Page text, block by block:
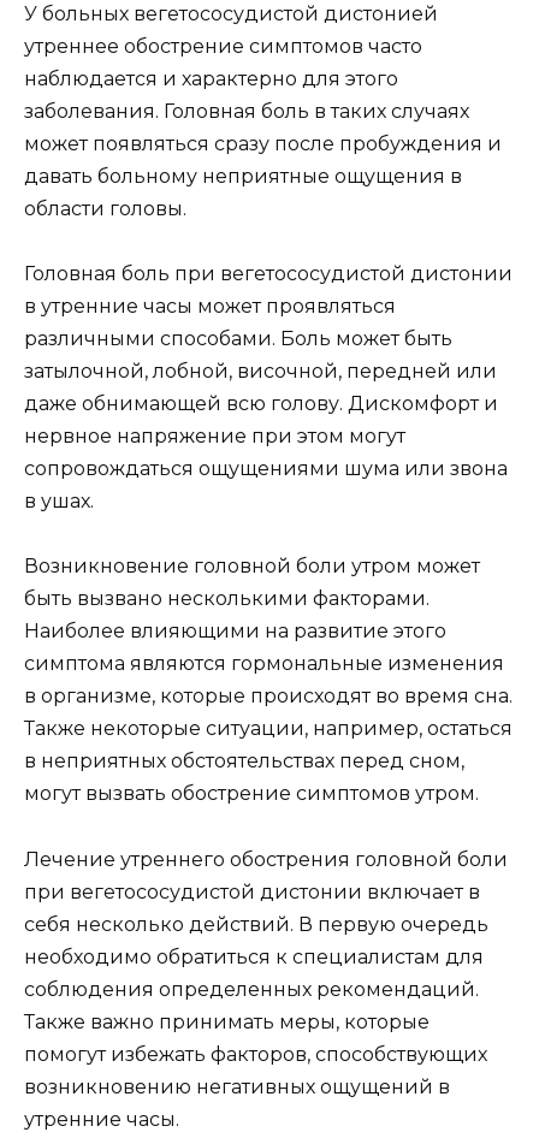
У больных вегетососудистой дистонией
утреннее обострение симптомов часто
наблюдается и характерно для этого
заболевания. Головная боль в таких случаях
может появляться сразу после пробуждения и
давать больному неприятные ощущения в
области головы.
Головная боль при вегетососудистой дистонии
в утренние часы может проявляться
различными способами. Боль может быть
затылочной, лобной, височной, передней или
даже обнимающей всю голову. Дискомфорт и
нервное напряжение при этом могут
сопровождаться ощущениями шума или звона
в ушах.
Возникновение головной боли утром может
быть вызвано несколькими факторами.
Наиболее влияющими на развитие этого
симптома являются гормональные изменения
в организме, которые происходят во время сна.
Также некоторые ситуации, например, остаться
в неприятных обстоятельствах перед сном,
могут вызвать обострение симптомов утром.
Лечение утреннего обострения головной боли
при вегетососудистой дистонии включает в
себя несколько действий. В первую очередь
необходимо обратиться к специалистам для
соблюдения определенных рекомендаций.
Также важно принимать меры, которые
помогут избежать факторов, способствующих
возникновению негативных ощущений в
утренние часы.